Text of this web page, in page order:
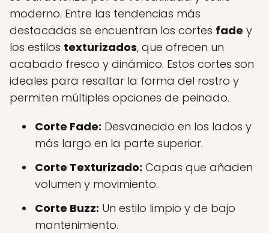
moderno. Entre las tendencias más
destacadas se encuentran los cortes fade y
los estilos texturizados, que ofrecen un
acabado fresco y dinámico. Estos cortes son
ideales para resaltar la forma del rostro y
permiten múltiples opciones de peinado.
Corte Fade: Desvanecido en los lados y
más largo en la parte superior.
Corte Texturizado: Capas que añaden
volumen y movimiento.
Corte Buzz: Un estilo limpio y de bajo
mantenimiento.